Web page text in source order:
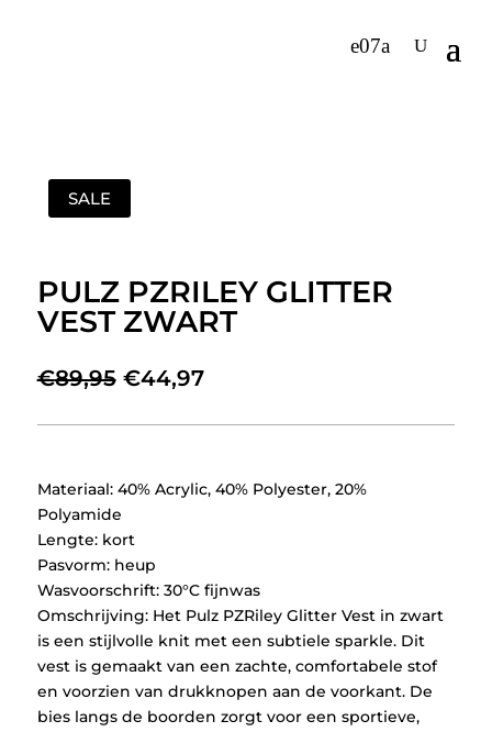
SALE
PULZ PZRILEY GLITTER
VEST ZWART
€89,95 Oorspronkelijke
was:
€44,97Huidige
is:
Materiaal: 40% Acrylic, 40% Polyester, 20%
Polyamide
Lengte: kort
Pasvorm: heup
Wasvoorschrift: 30°C fijnwas
Omschrijving: Het Pulz PZRiley Glitter Vest in zwart
is een stijlvolle knit met een subtiele sparkle. Dit
vest is gemaakt van een zachte, comfortabele stof
en voorzien van drukknopen aan de voorkant. De
bies langs de boorden zorgt voor een sportieve,